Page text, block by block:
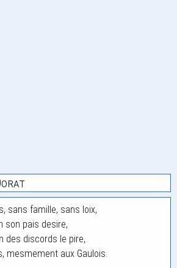
sans famille, sans loix,
son pais desire,
des discords le pire,
mesmement aux Gaulois.